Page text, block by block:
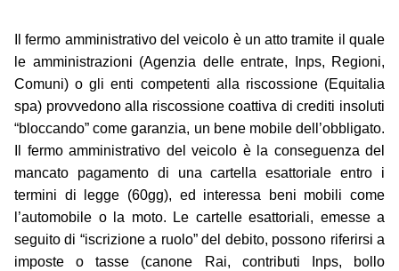
Il fermo amministrativo del veicolo è un atto tramite il quale
le amministrazioni (Agenzia delle entrate, Inps, Regioni,
Comuni) o gli enti competenti alla riscossione (Equitalia
spa) provvedono alla riscossione coattiva di crediti insoluti
“bloccando” come garanzia, un bene mobile dell’obbligato.
Il fermo amministrativo del veicolo è la conseguenza del
mancato pagamento di una cartella esattoriale entro i
termini di legge (60gg), ed interessa beni mobili come
l’automobile o la moto. Le cartelle esattoriali, emesse a
seguito di “iscrizione a ruolo” del debito, possono riferirsi a
imposte o tasse (canone Rai, contributi Inps, bollo